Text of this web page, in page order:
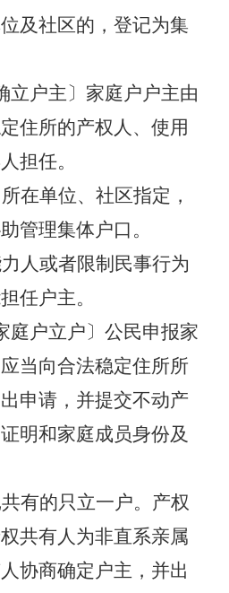
及社区的，登记为集
立户主〕家庭户户主由
住所的产权人、使用
担任。
在单位、社区指定，
管理集体户口。
人或者限制民事行为
任户主。
庭户立户〕公民申报家
当向合法稳定住所所
申请，并提交不动产
证明和家庭成员身份及
有的只立一户。 产权
共有人为非直系亲属
协商确定户主，并出